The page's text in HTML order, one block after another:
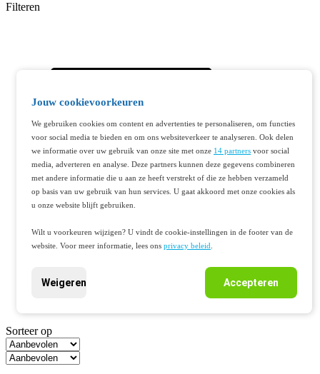
Jouw cookievoorkeuren
We gebruiken cookies om content en advertenties te personaliseren, om functies
voor social media te bieden en om ons websiteverkeer te analyseren. Ook delen
we informatie over uw gebruik van onze site met onze 14 partners voor social
media, adverteren en analyse. Deze partners kunnen deze gegevens combineren
met andere informatie die u aan ze heeft verstrekt of die ze hebben verzameld
op basis van uw gebruik van hun services. U gaat akkoord met onze cookies als
u onze website blijft gebruiken.
Wilt u voorkeuren wijzigen? U vindt de cookie-instellingen in de footer van de
website. Voor meer informatie, lees ons privacy beleid
Weigeren Accepteren
Filteren
Sorteer op